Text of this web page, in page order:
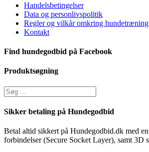
Handelsbetingelser
Data og personlivspolitik
Regler og vilkår omkring
Kontakt
Find hundegodbid på Facebook
Produktsøgning
Sikker betaling på Hundegodbid
Betal altid sikkert på Hundegodbid.dk med
forbindelser (Secure Socket Layer), samt 3D